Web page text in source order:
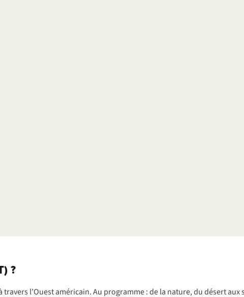
?
travers l’Ouestaméricain.Au programme: de la nature,dudésertaux